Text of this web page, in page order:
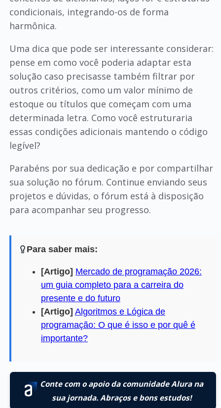
condicionais, integrando-os de forma
harmônica.
Uma dica que pode ser interessante considerar:
pense em como você poderia adaptar esta
solução caso precisasse também filtrar por
outros critérios, como um valor mínimo de
estoque ou títulos que começam com uma
determinada letra. Como você estruturaria
essas condições adicionais mantendo o código
legível?
Parabéns por sua dedicação e por compartilhar
sua solução no fórum. Continue enviando seus
projetos e dúvidas, o fórum está à disposição
para acompanhar seu progresso.
Para saber mais:
[Artigo] Mercado de programação 2026:
um guia completo para a carreira do
presente e do futuro
[Artigo] Algoritmos e Lógica de
programação: O que é isso e por quê é
importante?
Conte com o apoio da comunidade Alura na
sua jornada. Abraços e bons estudos!